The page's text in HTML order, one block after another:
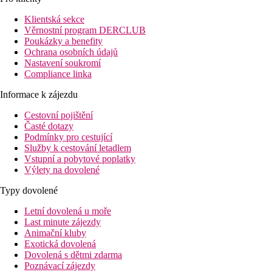
a slunečníky zdarma.
Pokoje
Dvoulůžkový pokoj: koupelna/WC (vysoušeč vlasů), WC,
Dvoulůžkový pokoj, výhled moře
Pláž
Uměle vytvořená písečná pláž na skalnatém výběžku (vstup
Stravování
Polopenze
Snídaně, oběd a večeře formou bufetu.
All inclusive
Snídaně, oběd a večeře formou bufetu
Alkoholické a nealkoholické nápoje místní výroby
Lehké občerstvení (16.00–17.30 hod.)
Zmrzlina pro děti (15.00–18.00 hod.)
Sportovní nabídka
Klientská sekce
Věrnostní program DERCLUB
Poukázky a benefity
Ochrana osobních údajů
Nastavení soukromí
Compliance linka
Informace k zájezdu
Cestovní pojištění
Časté dotazy
Podmínky pro cestující
Služby k cestování letadlem
Vstupní a pobytové poplatky
Výlety na dovolené
Typy dovolené
Letní dovolená u moře
Last minute zájezdy
Animační kluby
Exotická dovolená
Dovolená s dětmi zdarma
Poznávací zájezdy